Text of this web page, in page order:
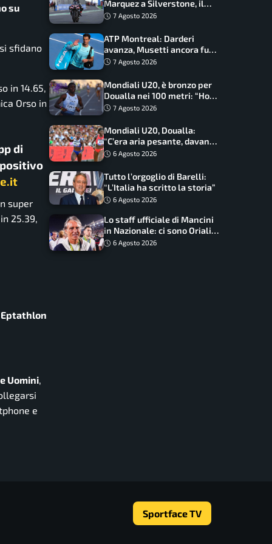
su
si sfidano
in 14.65,
Orso in
di
super
25.39,
Eptathlon
Uomini,
e
Marquez a Silverstone, il
programma e gli orari
7 Agosto 2026
ATP Montreal: Darderi
avanza, Musetti ancora fuori
con Jodar
7 Agosto 2026
Mondiali U20, è bronzo per
Doualla nei 100 metri: “Ho
scacciato l’ansia”
7 Agosto 2026
Mondiali U20, Doualla:
“C’era aria pesante, davano
le mascherine! Finale? Non
6 Agosto 2026
Tutto l’orgoglio di Barelli:
“L’Italia ha scritto la storia”
6 Agosto 2026
Lo staff ufficiale di Mancini
in Nazionale: ci sono Oriali e
Bonucci, confermato un
6 Agosto 2026
Sportface TV